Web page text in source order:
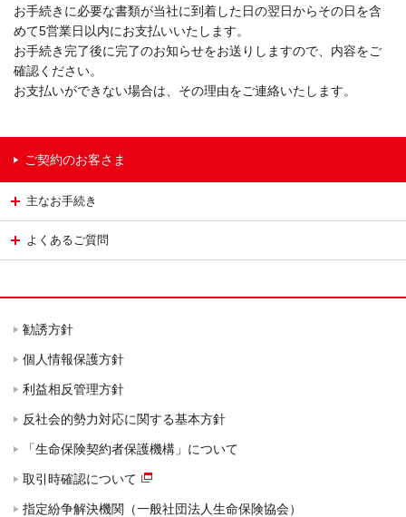
お手続きに必要な書類が当社に到着した日の翌日からその日を含
めて5営業日以内にお支払いいたします。
お手続き完了後に完了のお知らせをお送りしますので、内容をご
確認ください。
お支払いができない場合は、その理由をご連絡いたします。
ご契約のお客さま
主なお手続き
よくあるご質問
勧誘方針
個人情報保護方針
利益相反管理方針
反社会的勢力対応に関する基本方針
「生命保険契約者保護機構」について
取引時確認について
指定紛争解決機関（一般社団法人生命保険協会）